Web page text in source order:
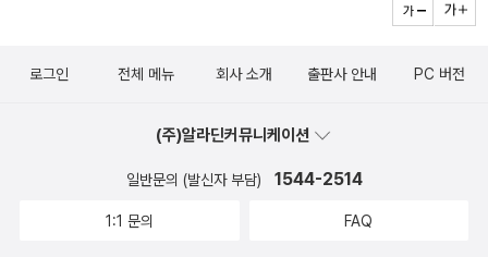
로그인 전체 메뉴 회사 소개 출판사 안내 PC 버전
(주)알라딘커뮤니케이션
일반문의 (발신자 부담) 1544-2514
1:1 문의 FAQ